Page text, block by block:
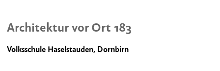
Architektur vor Ort 183
Volksschule Haselstauden, Dornbirn